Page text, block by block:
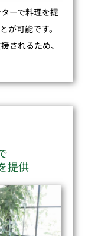
ーで料理を提
が可能です。
されるため、
提供